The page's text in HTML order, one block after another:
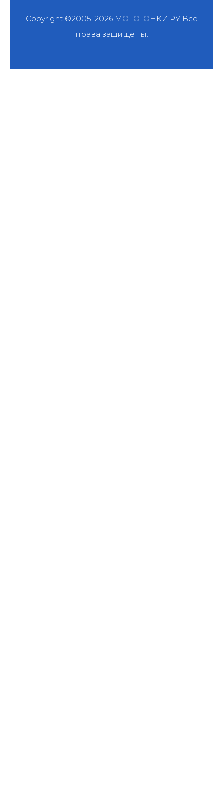
Copyright ©2005-2026 МОТОГОНКИ.РУВсе
права защищены.